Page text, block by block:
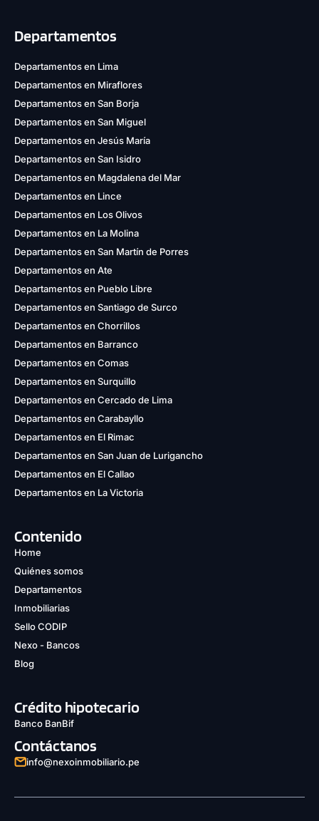
Departamentos
Departamentos en Lima
Departamentos en Miraflores
Departamentos en San Borja
Departamentos en San Miguel
Departamentos en Jesús María
Departamentos en San Isidro
Departamentos en Magdalena del Mar
Departamentos en Lince
Departamentos en Los Olivos
Departamentos en La Molina
Departamentos en San Martín de Porres
Departamentos en Ate
Departamentos en Pueblo Libre
Departamentos en Santiago de Surco
Departamentos en Chorrillos
Departamentos en Barranco
Departamentos en Comas
Departamentos en Surquillo
Departamentos en Cercado de Lima
Departamentos en Carabayllo
Departamentos en El Rimac
Departamentos en San Juan de Lurigancho
Departamentos en El Callao
Departamentos en La Victoria
Contenido
Home
Quiénes somos
Departamentos
Inmobiliarias
Sello CODIP
Nexo - Bancos
Blog
Crédito hipotecario
Banco BanBif
Contáctanos
info@nexoinmobiliario.pe